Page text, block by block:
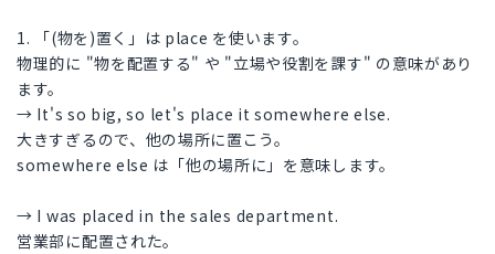
1. 「(物を)置く」は place を使います。
物理的に "物を配置する" や "立場や役割を課す" の意味があり
ます。
→ It's so big, so let's place it somewhere else.
大きすぎるので、他の場所に置こう。
somewhere else は「他の場所に」を意味します。
→ I was placed in the sales department.
営業部に配置された。